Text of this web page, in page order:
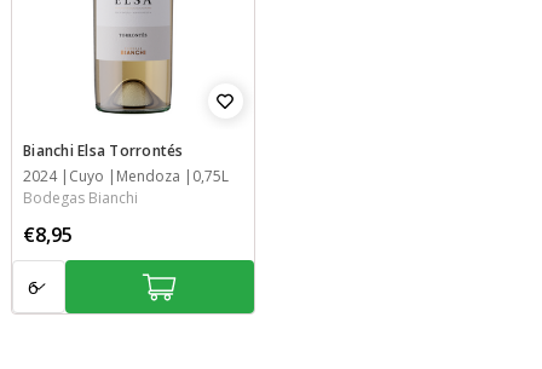
Bianchi Elsa Torrontés
Jaar
2024
StreekCuyo
Streek Mendoza
Inhoud
0,75L
Bodegas Bianchi
€8,95